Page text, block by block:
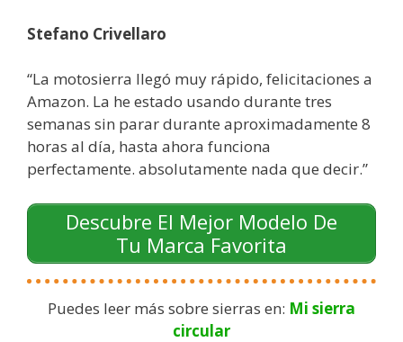
Stefano Crivellaro
“La motosierra llegó muy rápido, felicitaciones a
Amazon. La he estado usando durante tres
semanas sin parar durante aproximadamente 8
horas al día, hasta ahora funciona
perfectamente. absolutamente nada que decir.”
Descubre El Mejor Modelo De
Tu Marca Favorita
Puedes leer más sobre sierras en: Mi sierra
circular